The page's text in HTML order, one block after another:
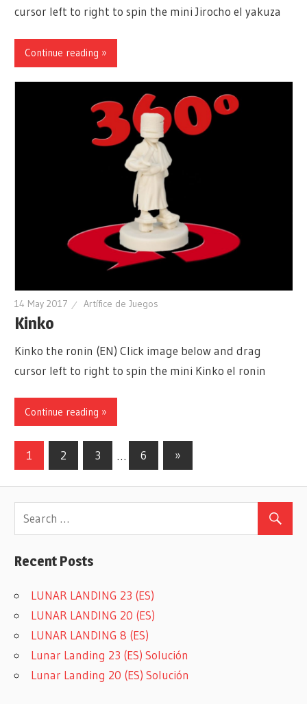
cursor left to right to spin the mini Jirocho el yakuza
Continue reading »
14 May 2017 Artífice de Juegos
Kinko
Kinko the ronin (EN) Click image below and drag
cursor left to right to spin the mini Kinko el ronin
Continue reading »
Posts
navigation
1 2 3 … 6
Next
Posts
»
Recent Posts
LUNAR LANDING 23 (ES)
LUNAR LANDING 20 (ES)
LUNAR LANDING 8 (ES)
Lunar Landing 23 (ES) Solución
Lunar Landing 20 (ES) Solución